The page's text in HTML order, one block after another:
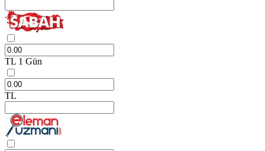
TL 1 Gün
TL